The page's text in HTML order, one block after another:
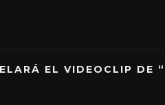
EL VIDEOCLIP DE